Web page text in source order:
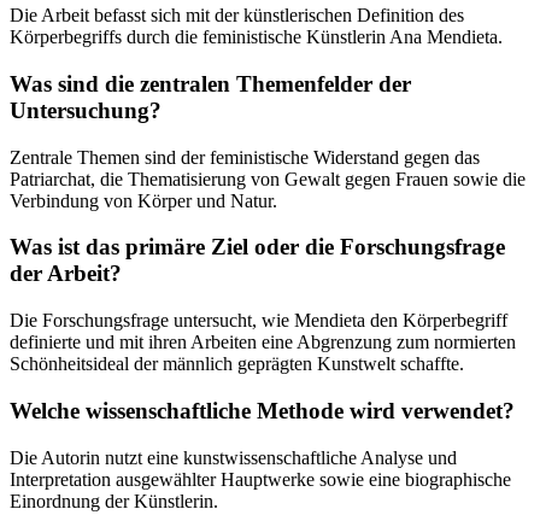
Die Arbeit befasst sich mit der künstlerischen Definition des
Körperbegriffs durch die feministische Künstlerin Ana Mendieta.
Was sind die zentralen Themenfelder der
Untersuchung?
Zentrale Themen sind der feministische Widerstand gegen das
Patriarchat, die Thematisierung von Gewalt gegen Frauen sowie die
Verbindung von Körper und Natur.
Was ist das primäre Ziel oder die Forschungsfrage
der Arbeit?
Die Forschungsfrage untersucht, wie Mendieta den Körperbegriff
definierte und mit ihren Arbeiten eine Abgrenzung zum normierten
Schönheitsideal der männlich geprägten Kunstwelt schaffte.
Welche wissenschaftliche Methode wird verwendet?
Die Autorin nutzt eine kunstwissenschaftliche Analyse und
Interpretation ausgewählter Hauptwerke sowie eine biographische
Einordnung der Künstlerin.